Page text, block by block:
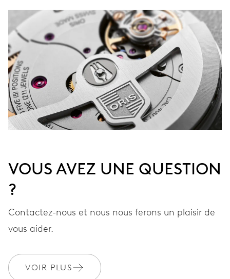
VOUS AVEZ UNE QUESTION
?
Contactez-nous et nous nous ferons un plaisir de
vous aider.
VOIR PLUS